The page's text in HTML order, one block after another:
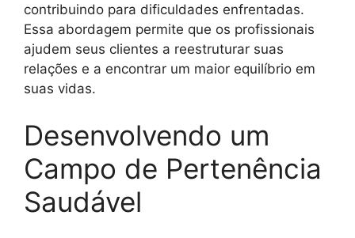
contribuindo para dificuldades enfrentadas.
Essa abordagem permite que os profissionais
ajudem seus clientes a reestruturar suas
relações e a encontrar um maior equilíbrio em
suas vidas.
Desenvolvendo um
Campo de Pertenência
Saudável